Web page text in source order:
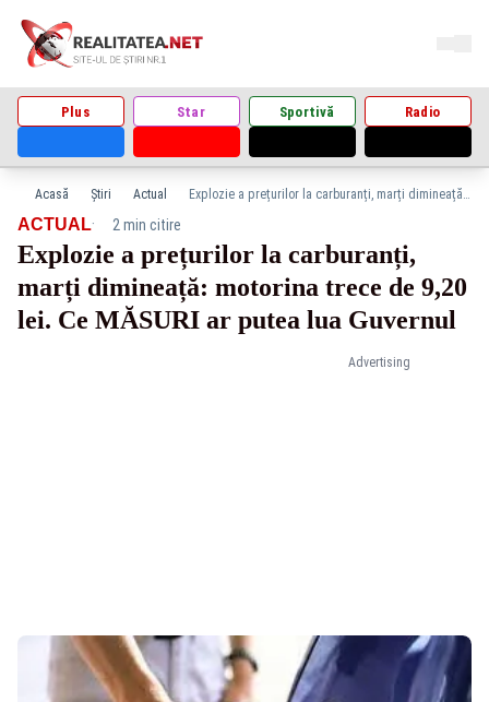
Plus Star Sportivă Radio
Acasă Știri Actual Explozie a prețurilor la carburanți, marți dimineață: motorina trece de 9,20 lei. Ce MĂSURI ar putea lua Guvernul
Advertising
ACTUAL· 2 min citire
Explozie a prețurilor la carburanți,
marți dimineață: motorina trece de 9,20
lei. Ce MĂSURI ar putea lua Guvernul